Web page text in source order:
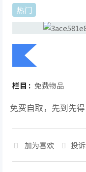
热门
栏目 : 免费物品
免费自取，先到先得
加为喜欢 投诉